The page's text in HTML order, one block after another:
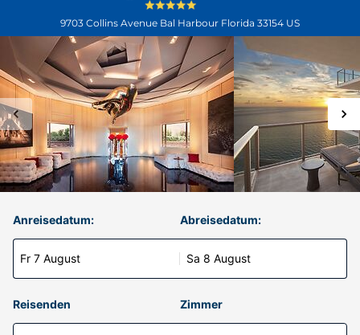
9703 Collins Avenue Bal Harbour Florida 33154 US
Anreisedatum:
Fr 7 August
Abreisedatum:
Sa 8 August
Reisenden Zimmer